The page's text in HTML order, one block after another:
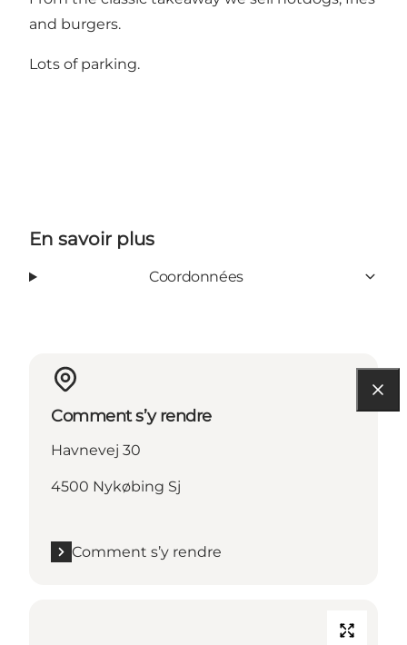
and burgers.
Lots of parking.
En savoir plus
Coordonnées
Comment s’y rendre
Havnevej 30
4500 Nykøbing Sj
Comment s’y rendre